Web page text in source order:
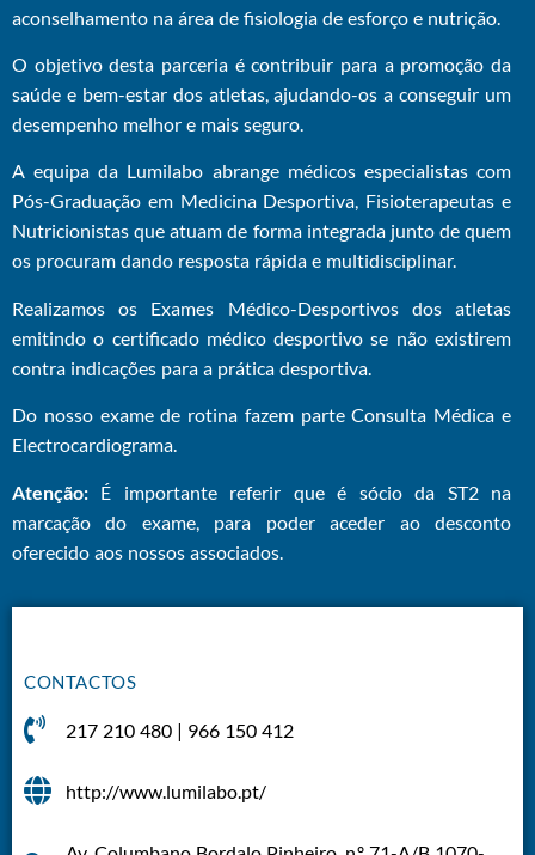
CONTACTOS
217 210 480 | 966 150 412
http://www.lumilabo.pt/
aconselhamento na área de fisiologia de esforço e nutrição.
O objetivo desta parceria é contribuir para a promoção da
saúde e bem-estar dos atletas, ajudando-os a conseguir um
desempenho melhor e mais seguro.
A equipa da Lumilabo abrange médicos especialistas com
Pós-Graduação em Medicina Desportiva, Fisioterapeutas e
Nutricionistas que atuam de forma integrada junto de quem
os procuram dando resposta rápida e multidisciplinar.
Realizamos os Exames Médico-Desportivos dos atletas
emitindo o certificado médico desportivo se não existirem
contra indicações para a prática desportiva.
Do nosso exame de rotina fazem parte Consulta Médica e
Electrocardiograma.
Atenção: É importante referir que é sócio da ST2 na
marcação do exame, para poder aceder ao desconto
oferecido aos nossos associados.